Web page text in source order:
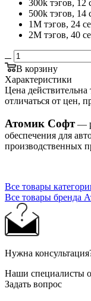
300k тэгов, 12
500k тэгов, 14
1M тэгов, 24
2M тэгов, 40
В корзину
Характеристики
Цена действительна
отличаться от цен,
Атомик Софт—
обеспечения для
производственных
Все товары
Все товары бренда
Нужна
Наши специалисты
Задать вопрос